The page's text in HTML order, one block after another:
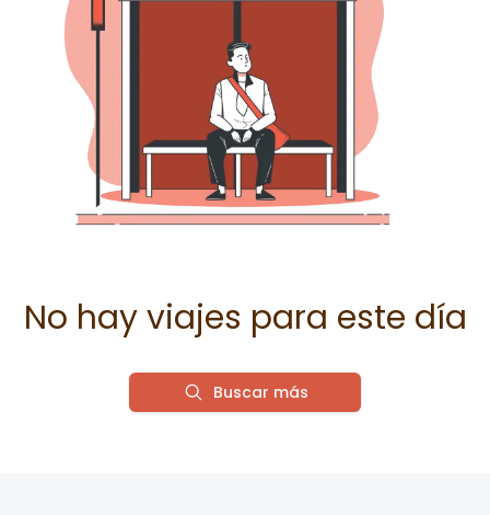
No hay viajes para este día
Buscar más